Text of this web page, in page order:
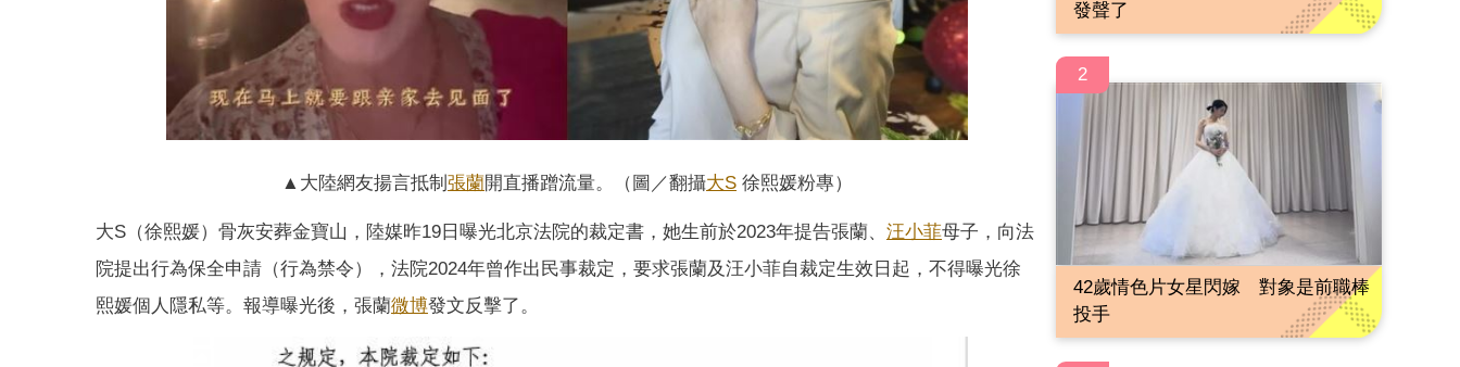
▲大陸網友揚言抵制 張蘭開直播蹭流量。（圖／翻攝大S 徐熙媛粉專）
大S（徐熙媛）骨灰安葬金寶山，陸媒昨19日曝光北京法院的裁定書，她生前於2023年提告張蘭、 汪小菲母子，向法
院提出行為保全申請（行為禁令），法院2024年曾作出民事裁定，要求張蘭及汪小菲自裁定生效日起，不得曝光徐
熙媛個人隱私等。報導曝光後，張蘭微博發文反擊了。
發聲了
2
42歲情色片女星閃嫁 對象是前職棒
投手